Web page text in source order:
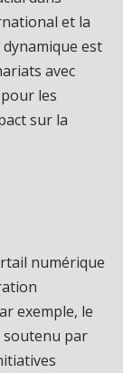
et la
est
avec
les
sur la
numérique
exemple, le
soutenu par